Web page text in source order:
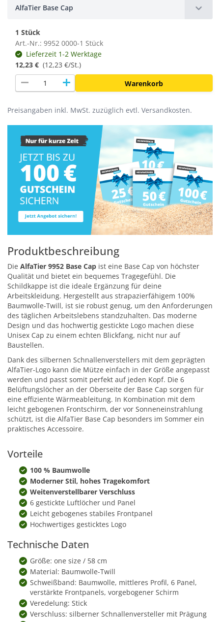
AlfaTier Base Cap
1 Stück
Art.-Nr.: 9952 0000-1 Stück
Lieferzeit 1-2 Werktage
12,23 € (12,23 €/St.)
remove add Warenkorb
Preisangaben inkl. MwSt. zuzüglich evtl. Versandkosten.
Produktbeschreibung
Die AlfaTier 9952 Base Cap ist eine Base Cap von höchster
Qualität und bietet ein bequemes Tragegefühl. Die
Schildkappe ist die ideale Ergänzung für deine
Arbeitskleidung. Hergestellt aus strapazierfähigem 100%
Baumwolle-Twill, ist sie robust genug, um den Anforderungen
des täglichen Arbeitslebens standzuhalten. Das moderne
Design und das hochwertig gestickte Logo machen diese
Unisex Cap zu einem echten Blickfang, nicht nur auf
Baustellen.
Dank des silbernen Schnallenverstellers mit dem geprägten
AlfaTier-Logo kann die Mütze einfach in der Größe angepasst
werden und passt somit perfekt auf jeden Kopf. Die 6
Belüftungslöcher an der Oberseite der Base Cap sorgen für
eine effiziente Wärmeableitung. In Kombination mit dem
leicht gebogenen Frontschirm, der vor Sonneneinstrahlung
schützt, ist die AlfaTier Base Cap besonders im Sommer ein
praktisches Accessoire.
Vorteile
100 % Baumwolle
Moderner Stil, hohes Tragekomfort
Weitenverstellbarer Verschluss
6 gestickte Luftlöcher und Panel
Leicht gebogenes stabiles Frontpanel
Hochwertiges gesticktes Logo
Technische Daten
Größe: one size / 58 cm
Material: Baumwolle-Twill
Schweißband: Baumwolle, mittleres Profil, 6 Panel,
verstärkte Frontpanels, vorgebogener Schirm
Veredelung: Stick
Verschluss: silberner Schnallenversteller mit Prägung